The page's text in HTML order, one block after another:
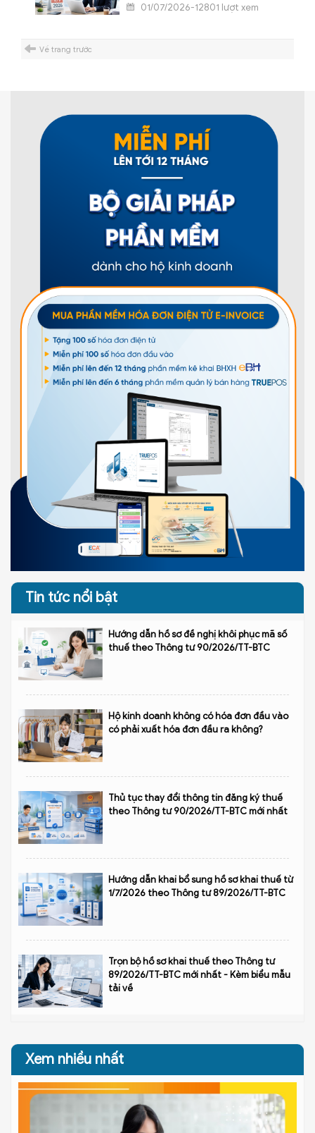
01/07/2026-12801 lượt xem
Về trang trước
Tin tức nổi bật
Hướng dẫn hồ sơ đề nghị khôi phục mã số
thuế theo Thông tư 90/2026/TT-BTC
Hộ kinh doanh không có hóa đơn đầu vào
có phải xuất hóa đơn đầu ra không?
Thủ tục thay đổi thông tin đăng ký thuế
theo Thông tư 90/2026/TT-BTC mới nhất
Hướng dẫn khai bổ sung hồ sơ khai thuế từ
1/7/2026 theo Thông tư 89/2026/TT-BTC
Trọn bộ hồ sơ khai thuế theo Thông tư
89/2026/TT-BTC mới nhất - Kèm biểu mẫu
tải về
Xem nhiều nhất